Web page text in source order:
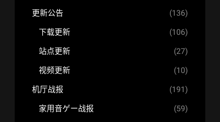
更新公告 (136)
下载更新 (106)
站点更新 (27)
视频更新 (10)
机厅战报 (191)
家用音ゲー战报 (59)